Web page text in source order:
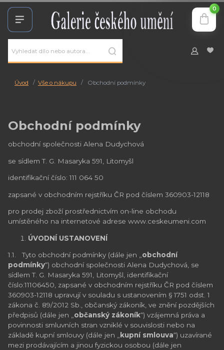
0
Úvod Vše o nákupu Obchodní podmínky
Obchodní podmínky
obchodní společnosti Alena Dudychová
se sídlem T. G. Masaryka 591, Litomyšl
identifikační číslo: 111 064 50
zapsané v obchodním rejstříku ČR pod číslem 360903-12118
pro prodej zboží prostřednictvím on-line obchodu
umístěného na internetové adrese www.ceskeumeni.com
ÚVODNÍ USTANOVENÍ
1.1. Tyto obchodní podmínky (dále jen „obchodní
podmínky“) obchodní společnosti Alena Dudychová, se
sídlem T. G. Masaryka 591, Litomyšl, identifikační
číslo:11106450, zapsané v obchodním rejstříku ČR pod číslem
360903-12118 upravují v souladu s ustanovením § 1751 odst. 1
zákona č. 89/2012 Sb., občanský zákoník, ve znění pozdějších
předpisů (dále jen „občanský zákoník“) vzájemná práva a
povinnosti smluvních stran vzniklé v souvislosti nebo na
základě kupní smlouvy (dále jen „ kupní smlouva“) uzavírané
mezi prodávajícím a jinou fyzickou osobou (dále jen